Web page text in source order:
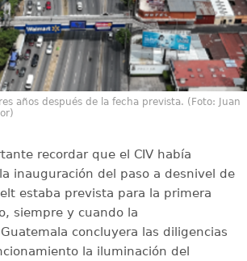
años después de la fecha prevista. (Foto: Juan
recordar que el CIV había
inauguración del paso a desnivel de
estaba prevista para la primera
siempre y cuando la
concluyera las diligencias
la iluminación del